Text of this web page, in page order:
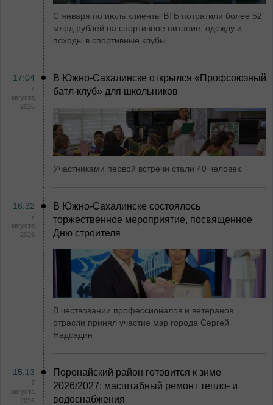
С января по июль клиенты ВТБ потратили более 52
млрд рублей на спортивное питание, одежду и
походы в спортивные клубы
17:04
7
августа
2026
В Южно-Сахалинске открылся «Профсоюзный
батл-клуб» для школьников
Участниками первой встречи стали 40 человек
16:32
7
августа
2026
В Южно-Сахалинске состоялось
торжественное мероприятие, посвященное
Дню строителя
В чествовании профессионалов и ветеранов
отрасли принял участие мэр города Сергей
Надсадин
15:13
7
августа
2026
Поронайский район готовится к зиме
2026/2027: масштабный ремонт тепло- и
водоснабжения